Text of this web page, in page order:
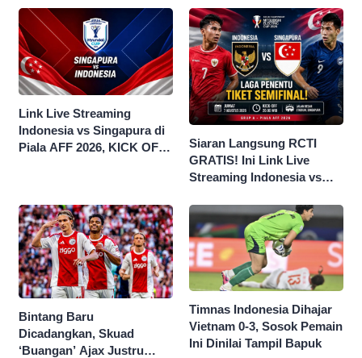
Link Live Streaming
Indonesia vs Singapura di
Piala AFF 2026, KICK OFF
Siaran Langsung RCTI
GRATIS! Ini Link Live
Streaming Indonesia vs
2026
Bintang Baru
Dicadangkan, Skuad
‘Buangan’ Ajax Justru
Timnas Indonesia Dihajar
Vietnam 0-3, Sosok Pemain
Ini Dinilai Tampil Bapuk